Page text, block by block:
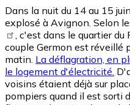
Dans la nuit du 14 au 15
explosé à Avignon. Selon
, c'est dans le quartier du
couple Germon est réveillé
matin. La déflagration, en
le logement d'électricité.
voisins étaient déjà sur
pompiers quand il est sorti